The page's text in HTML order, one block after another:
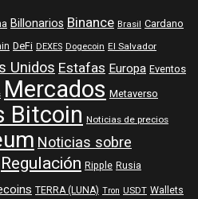
Billonarios Binance Brasil Cardano
DeFi DEXES Dogecoin El Salvador
Unidos Estafas Europa Eventos
Mercados Metaverso
Bitcoin Noticias de precios
Noticias sobre
Regulación Ripple Rusia
TERRA (LUNA) Tron USDT Wallets